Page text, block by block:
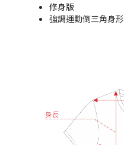
修身版
強調運動倒三角身形